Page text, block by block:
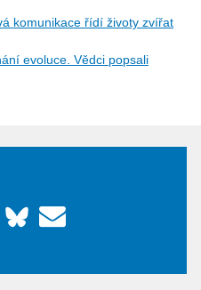
komunikace řídí životy zvířat
evoluce. Vědci popsali